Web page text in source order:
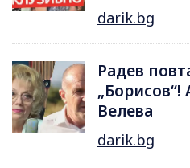
darik.bg
Радев
Велева
darik.bg